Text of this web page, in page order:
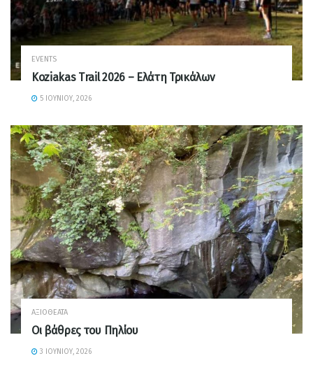
EVENTS
Koziakas Trail 2026 – Ελάτη Τρικάλων
5 ΙΟΥΝΊΟΥ, 2026
ΑΞΙΟΘΈΑΤΑ
Οι βάθρες του Πηλίου
3 ΙΟΥΝΊΟΥ, 2026